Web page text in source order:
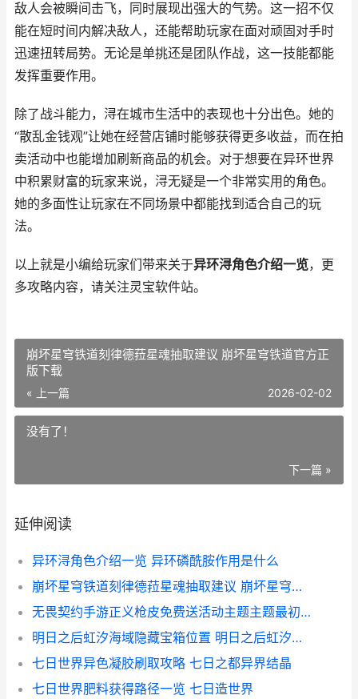
敌人会被瞬间击飞，同时展现出强大的气势。这一招不仅
能在短时间内解决敌人，还能帮助玩家在面对顽固对手时
迅速扭转局势。无论是单挑还是团队作战，这一技能都能
发挥重要作用。
除了战斗能力，浔在城市生活中的表现也十分出色。她的
“散乱金钱观”让她在经营店铺时能够获得更多收益，而在拍
卖活动中也能增加刷新商品的机会。对于想要在异环世界
中积累财富的玩家来说，浔无疑是一个非常实用的角色。
她的多面性让玩家在不同场景中都能找到适合自己的玩
法。
以上就是小编给玩家们带来关于异环浔角色介绍一览，更
多攻略内容，请关注灵宝软件站。
崩坏星穹铁道刻律德菈星魂抽取建议 崩坏星穹铁道官方正
版下载
« 上一篇 2026-02-02
没有了！
下一篇 »
延伸阅读
异环浔角色介绍一览 异环磷酰胺作用是什么
崩坏星穹铁道刻律德菈星魂抽取建议 崩坏星穹铁道官方正版下载
无畏契约手游正义枪皮免费送活动主题主题最初 无畏契约手游正式服什么时候上线
明日之后虹汐海域隐藏宝箱位置 明日之后虹汐海域奇遇任务
七日世界异色凝胶刷取攻略 七日之都异界结晶
七日世界肥料获得路径一览 七日造世界